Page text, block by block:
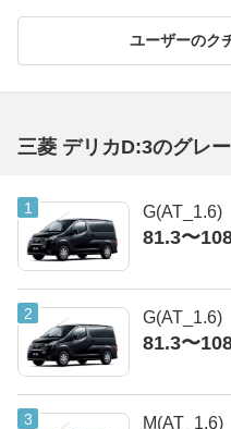
ユーザーのク
三菱 デリカD:3のグレ
G(AT_1.6)
81.3〜
G(AT_1.6)
81.3〜
M(AT_1.6)